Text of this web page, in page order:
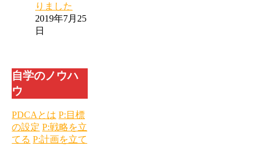
りました
2019年7月25
日
自学のノウハ
ウ
PDCAとは P:目標
の設定 P:戦略を立
てる P:計画を立て